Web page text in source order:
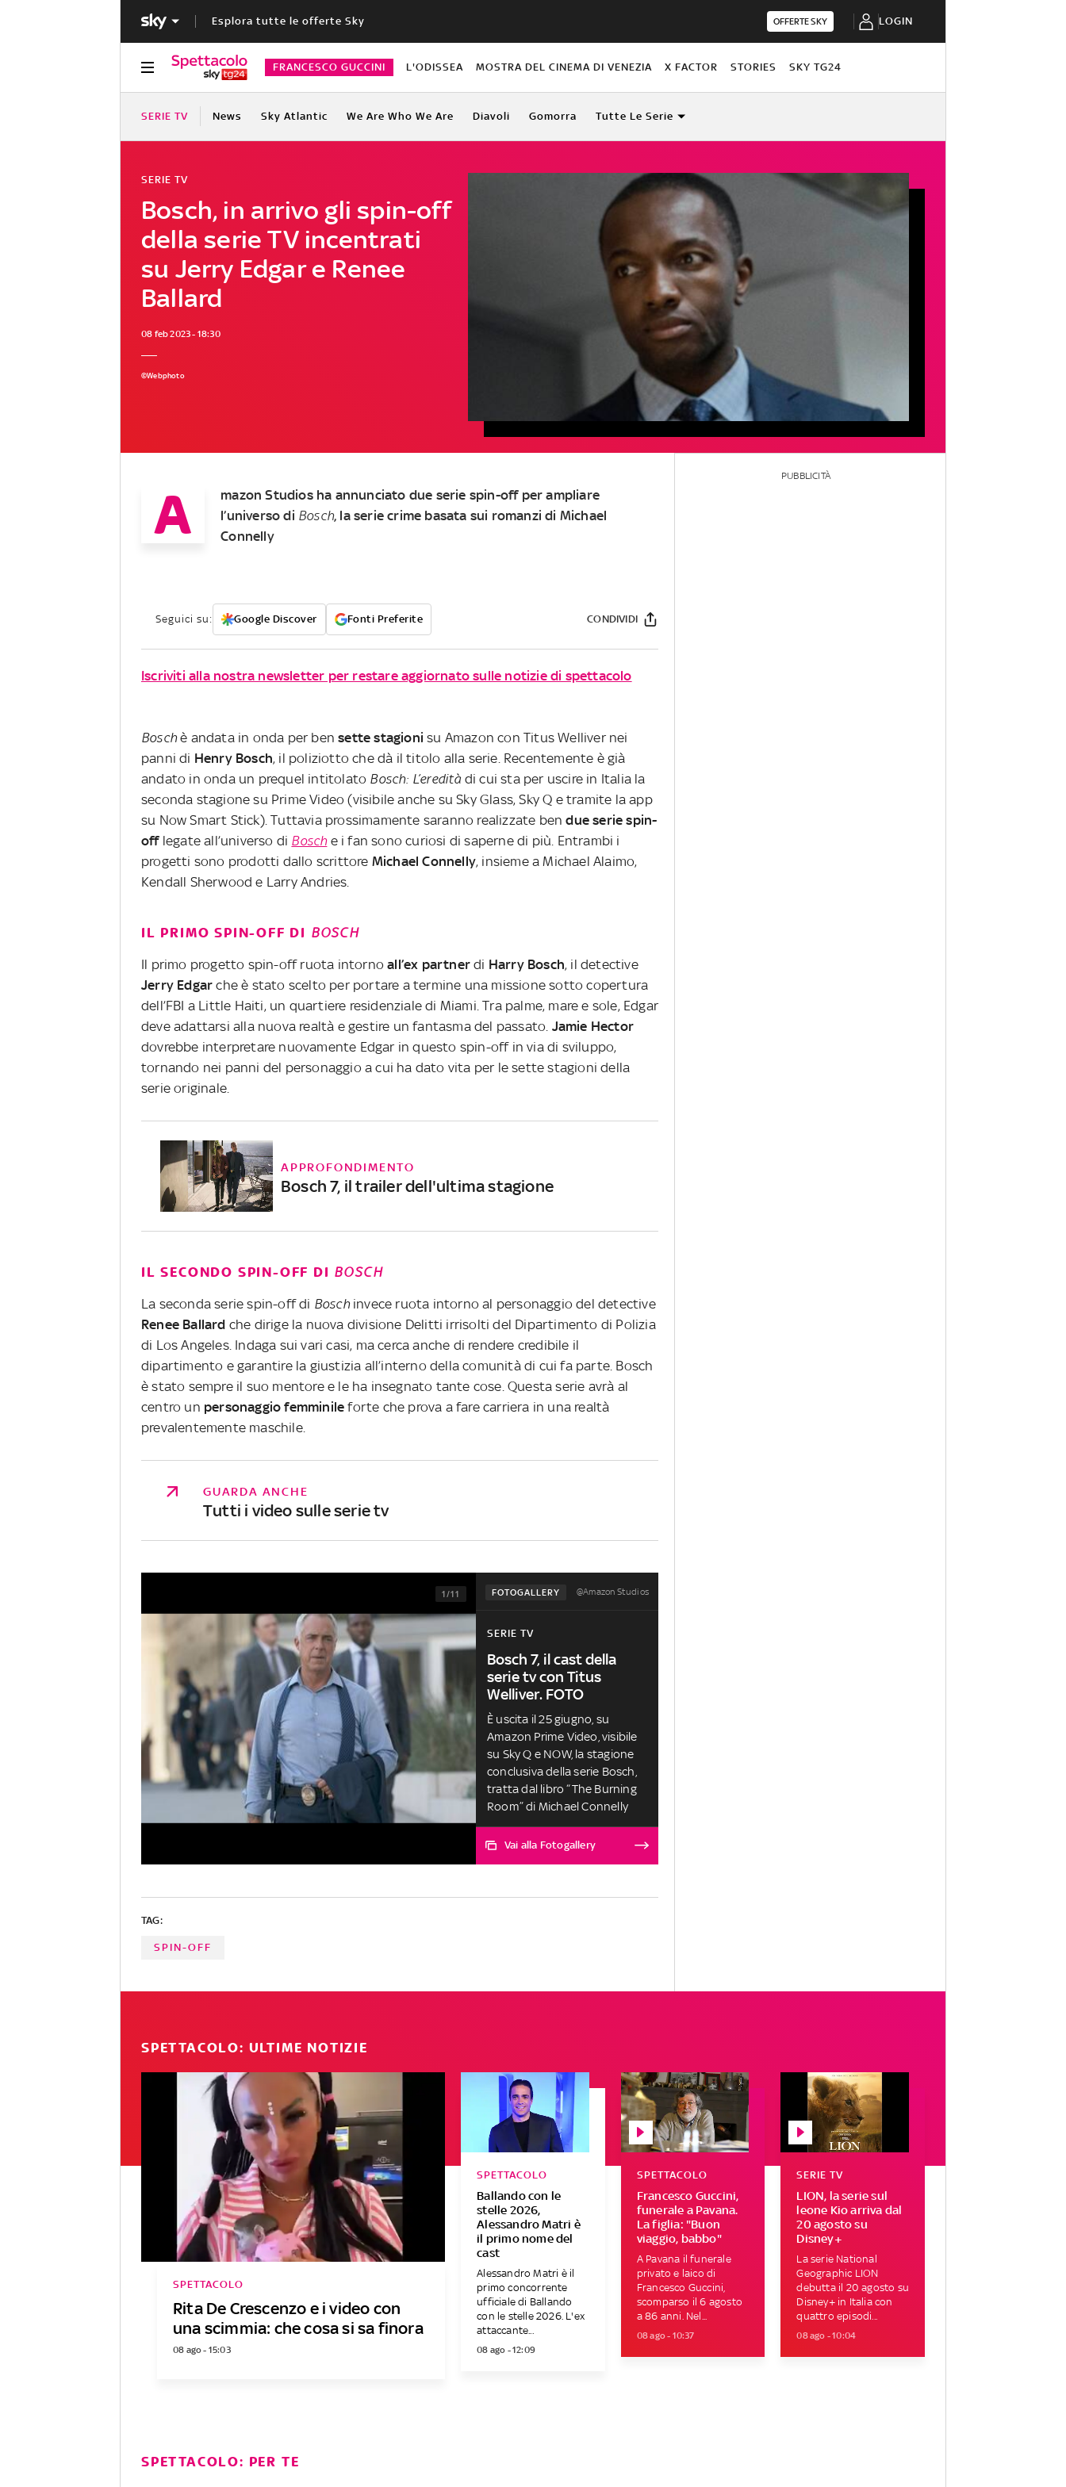
Esplora tutte le offerte Sky OFFERTE SKY LOGIN
FRANCESCO GUCCINI L'ODISSEA MOSTRA DEL CINEMA DI VENEZIA X FACTOR STORIES SKY TG24
SERIE TV News Sky Atlantic We Are Who We Are Diavoli Gomorra Tutte Le Serie
Bosch, in arrivo gli spin-off
della serie TV incentrati
su Jerry Edgar e Renee
Ballard
SERIE TV
08 feb 2023 - 18:30
©Webphoto
A
mazon Studios ha annunciato due serie spin-off per ampliare
l’universo di Bosch, la serie crime basata sui romanzi di Michael
Connelly
Seguici su: Google Discover Fonti Preferite CONDIVIDI
Iscriviti alla nostra newsletter per restare aggiornato sulle notizie di spettacolo
Boschè andata in onda per bensette stagionisu Amazon con Titus Welliver nei
panni di Henry Bosch, il poliziotto che dà il titolo alla serie. Recentemente è già
andato in onda un prequel intitolato Bosch: L’ereditàdi cui sta per uscire in Italia la
seconda stagione su Prime Video (visibile anche su Sky Glass, Sky Q e tramite la app
su Now Smart Stick). Tuttavia prossimamente saranno realizzate bendue serie spin-
offlegate all’universo di Bosche i fan sono curiosi di saperne di più. Entrambi i
progetti sono prodotti dallo scrittore Michael Connelly, insieme a Michael Alaimo,
Kendall Sherwood e Larry Andries.
IL PRIMO SPIN-OFF DI BOSCH
Il primo progetto spin-off ruota intornoall’ex partner di Harry Bosch, il detective
Jerry Edgar che è stato scelto per portare a termine una missione sotto copertura
dell’FBI a Little Haiti, un quartiere residenziale di Miami. Tra palme, mare e sole, Edgar
deve adattarsi alla nuova realtà e gestire un fantasma del passato. Jamie Hector
dovrebbe interpretare nuovamente Edgar in questo spin-off in via di sviluppo,
tornando nei panni del personaggio a cui ha dato vita per le sette stagioni della
serie originale.
APPROFONDIMENTO
Bosch 7, il trailer dell'ultima stagione
IL SECONDO SPIN-OFF DI BOSCH
La seconda serie spin-off di Boschinvece ruota intorno al personaggio del detective
Renee Ballard che dirige la nuova divisione Delitti irrisolti del Dipartimento di Polizia
di Los Angeles. Indaga sui vari casi, ma cerca anche di rendere credibile il
dipartimento e garantire la giustizia all’interno della comunità di cui fa parte. Bosch
è stato sempre il suo mentore e le ha insegnato tante cose. Questa serie avrà al
centro un personaggio femminile forte che prova a fare carriera in una realtà
prevalentemente maschile.
GUARDA ANCHE
Tutti i video sulle serie tv
FOTOGALLERY @Amazon Studios
1/11
SERIE TV
Bosch 7, il cast della
serie tv con Titus
Welliver. FOTO
È uscita il 25 giugno, su
Amazon Prime Video, visibile
su Sky Q e NOW, la stagione
conclusiva della serie Bosch,
tratta dal libro “The Burning
Room” di Michael Connelly
Vai alla Fotogallery
TAG:
SPIN-OFF
PUBBLICITÀ
SPETTACOLO: ULTIME NOTIZIE
Rita De Crescenzo e i video con
una scimmia: che cosa si sa finora
SPETTACOLO
08 ago - 15:03
Ballando con le
stelle 2026,
Alessandro Matri è
il primo nome del
cast
SPETTACOLO
Alessandro Matri è il
primo concorrente
ufficiale di Ballando
con le stelle 2026. L'ex
attaccante...
08 ago - 12:09
Francesco Guccini,
funerale a Pavana.
La figlia: "Buon
viaggio, babbo"
SPETTACOLO
A Pavana il funerale
privato e laico di
Francesco Guccini,
scomparso il 6 agosto
a 86 anni. Nel...
08 ago - 10:37
LION, la serie sul
leone Kio arriva dal
20 agosto su
Disney+
SERIE TV
La serie National
Geographic LION
debutta il 20 agosto su
Disney+ in Italia con
quattro episodi...
08 ago - 10:04
SPETTACOLO: PER TE